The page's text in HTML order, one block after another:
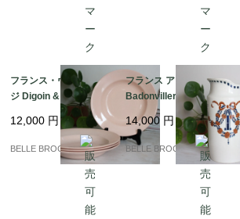
フランス・ヴィンテー
ジ Digoin & Sarregue
mines ピンクの深皿
（スープ・パスタプレ
ート）4枚セット｜フラ
ンス発送（到着まで2-3
12,000 円
BELLE BROCANTE
フランス アンティーク
Badonviller バドンヴ
ィレ リボンと薔薇のガ
ーランド ピシェ（水差
し）｜フランス発送
（到着まで2-3週間）
14,000 円
BELLE BROCANTE